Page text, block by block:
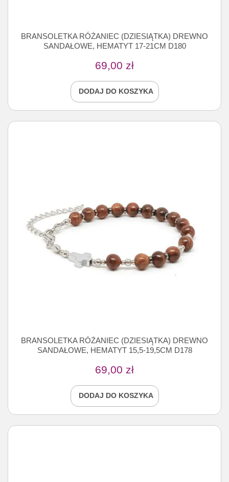
BRANSOLETKA RÓŻANIEC (DZIESIĄTKA) DREWNO
SANDAŁOWE, HEMATYT 17-21CM D180
69,00 zł
DODAJ DO KOSZYKA
BRANSOLETKA RÓŻANIEC (DZIESIĄTKA) DREWNO
SANDAŁOWE, HEMATYT 15,5-19,5CM D178
69,00 zł
DODAJ DO KOSZYKA